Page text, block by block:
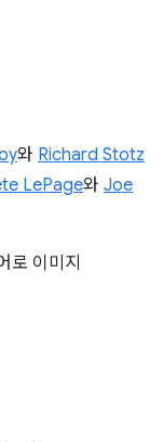
와 Richard Stotz
LePage와 Joe
로 이미지